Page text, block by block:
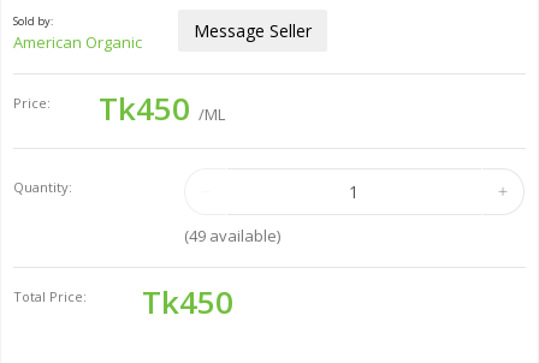
Sold by:
American Organic Message Seller
Price: Tk450 /ML
Quantity:
(49available)
Total Price: Tk450